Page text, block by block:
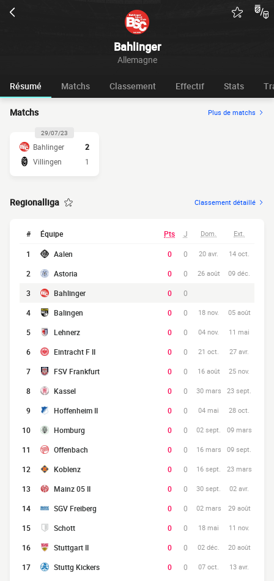
Bahlinger
Allemagne
Résumé Matchs Classement Effectif Stats
Matchs Plus de matchs
29/07/23
Bahlinger
2
Villingen
1
Regionalliga Classement détaillé
# Équipe Pts J Dom. Ext.
1 Aalen 0 0 20 avr. 14 oct.
2 Astoria 0 0 26 août 09 déc.
3 Bahlinger 0
0
4
Balingen 0 0 18 nov. 05 août
5 Lehnerz 0 0 04 nov. 11 mai
6 Eintracht F II 0 0 21 oct. 27 avr.
7 FSV Frankfurt 0 0 16 août 25 nov.
8 Kassel 0 0 30 mars 23 sept.
9 Hoffenheim II 0 0 04 mai 28 oct.
10 Homburg 0 0 02 sept. 09 mars
11 Offenbach 0 0 16 mars 09 sept.
12 Koblenz 0 0 16 sept. 23 mars
13 Mainz 05 II 0 0 30 sept. 02 avr.
14 SGV Freiberg 0 0 02 mars 29 août
15 Schott 0 0 18 mai 11 nov.
16 Stuttgart II 0 0 02 déc. 20 août
17 Stuttg Kickers 0 0 07 oct. 13 avr.